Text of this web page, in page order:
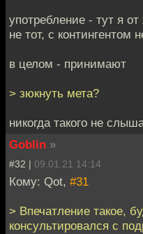
употребление - тут я
не тот, с контингентом
в целом - принимают
> зюкнуть мета?
никогда такого не
Goblin »
#32 | 09.01.21 14:14
Кому: Qot, #31
> Впечатление такое,
консультировался с